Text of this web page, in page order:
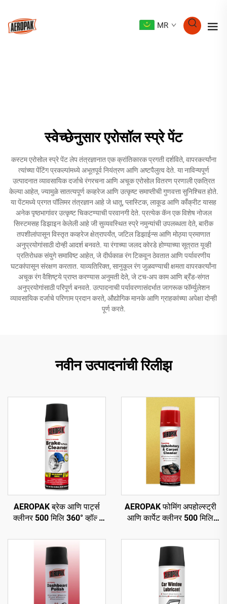
MR
स्वेच्छेनुसार एरोसॉल स्प्रे पेंट
कस्टम एरोसोल स्प्रे पेंट लेप तंत्रज्ञानात एक क्रांतिकारक प्रगती दर्शविते, वापरकर्त्यांना
त्यांच्या पेंटिंग प्रकल्पांमध्ये अभूतपूर्व नियंत्रण आणि अष्टपैलुत्व देते. या नाविन्यपूर्ण
उत्पादनात व्यावसायिक दर्जाचे रंगरचना आणि अचूक एरोसोल वितरण प्रणाली एकत्रित
केल्या आहेत, ज्यामुळे सातत्यपूर्ण कव्हरेज आणि उत्कृष्ट समाप्तीची गुणवत्ता सुनिश्चित होते.
या पेंटमध्ये प्रगत पॉलिमर तंत्रज्ञान आहे जे धातू, प्लास्टिक, लाकूड आणि काँक्रीट यासह
अनेक पृष्ठभागांवर उत्कृष्ट चिकटण्याची परवानगी देते. प्रत्येक कॅन एक विशेष नोजल
सिस्टमसह डिझाइन केलेली आहे जी सुव्यवस्थित स्प्रे नमुन्यांची उपलब्धता देते, बारीक
तपशीलांपासून विस्तृत कव्हरेज क्षेत्रापर्यंत, जटिल डिझाईन्स आणि मोठ्या प्रमाणात
अनुप्रयोगांसाठी दोन्ही आदर्श बनवते. या रंगाच्या जलद कोरडे होण्याच्या सूत्रात यूव्ही
प्रतिरोधक संयुगे समाविष्ट आहेत, जे दीर्घकाळ रंग टिकवून ठेवतात आणि पर्यावरणीय
घटकांपासून संरक्षण करतात. याव्यतिरिक्त, सानुकूल रंग जुळवण्याची क्षमता वापरकर्त्यांना
अचूक रंग वैशिष्ट्ये प्राप्त करण्यास अनुमती देते, जे टच-अप काम आणि ब्रँड-संगत
अनुप्रयोगांसाठी परिपूर्ण बनवते. उत्पादनाची पर्यावरणासंदर्भात जागरूक फॉर्म्युलेशन
व्यावसायिक दर्जाचे परिणाम प्रदान करते, औद्योगिक मानके आणि ग्राहकांच्या अपेक्षा दोन्ही
पूर्ण करते.
नवीन उत्पादनांची रिलीझ
AEROPAK ब्रेक आणि पार्ट्स
क्लीनर 500 मिलि 360° व्हॉल्व
AEROPAK फोमिंग अपहोल्स्ट्री
आणि कार्पेट क्लीनर 500 मिलि